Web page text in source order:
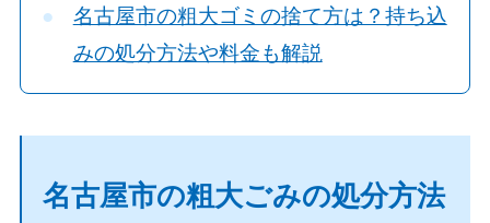
名古屋市の粗大ゴミの捨て方は？持ち込
みの処分方法や料金も解説
名古屋市の粗大ごみの処分方法